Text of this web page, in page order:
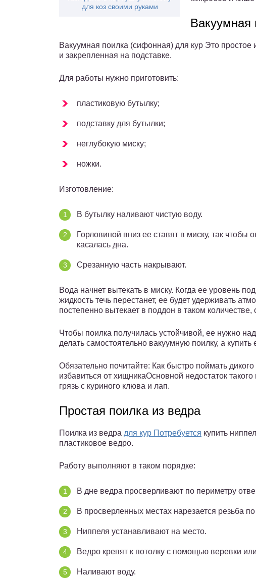
для коз своими руками
Вакуумная
Вакуумная поилка (сифонная) для кур Это простое
и закрепленная на подставке.
Для работы нужно приготовить:
пластиковую бутылку;
подставку для бутылки;
неглубокую миску;
ножки.
Изготовление:
В бутылку наливают чистую воду.
Горловиной вниз ее ставят в миску, так чтобы
касалась дна.
Срезанную часть накрывают.
Вода начнет вытекать в миску. Когда ее уровень
жидкость течь перестанет, ее будет удерживать
постепенно вытекает в поддон в таком количестве,
Чтобы поилка получилась устойчивой, ее нужно
делать самостоятельно вакуумную поилку, а купить
Обязательно почитайте: Как быстро поймать
избавиться от хищникаОсновной недостаток
грязь с куриного клюва и лап.
Простая поилка из ведра
Поилка из ведра для кур Потребуется купить
пластиковое ведро.
Работу выполняют в таком порядке:
В дне ведра просверливают по периметру
В просверленных местах нарезается резьба
Ниппеля устанавливают на место.
Ведро крепят к потолку с помощью веревки
Наливают воду.